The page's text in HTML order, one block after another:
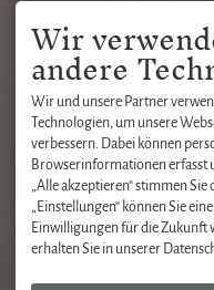
Wir
andere
Wir und unsere Partner
Technologien, um unsere
verbessern. Dabei können
Browserinformationen erfasst
„Alle akzeptieren“ stimmen
„Einstellungen“ können Sie
Einwilligungen für die
erhalten Sie in unserer